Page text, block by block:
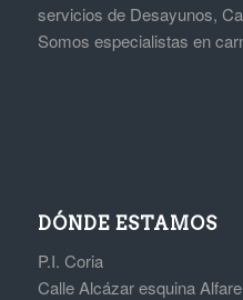
servicios de Desayunos,
Somos especialistas en
DÓNDE ESTAMOS
P.I. Coria
Calle Alcázar esquina